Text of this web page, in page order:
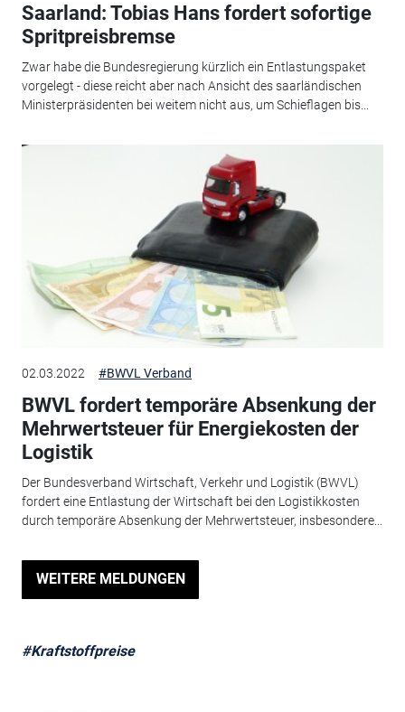
Saarland: Tobias Hans fordert sofortige
Spritpreisbremse
Zwar habe die Bundesregierung kürzlich ein Entlastungspaket
vorgelegt - diese reicht aber nach Ansicht des saarländischen
Ministerpräsidenten bei weitem nicht aus, um Schieflagen bis...
02.03.2022 #BWVL Verband
BWVL fordert temporäre Absenkung der
Mehrwertsteuer für Energiekosten der
Logistik
Der Bundesverband Wirtschaft, Verkehr und Logistik (BWVL)
fordert eine Entlastung der Wirtschaft bei den Logistikkosten
durch temporäre Absenkung der Mehrwertsteuer, insbesondere...
WEITERE MELDUNGEN
#Kraftstoffpreise